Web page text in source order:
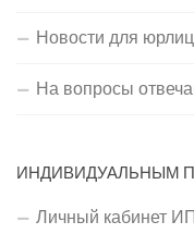
Новости для юрлиц
На вопросы
ИНДИВИДУАЛЬНЫМ
Личный кабинет